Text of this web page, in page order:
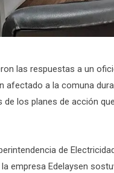
las respuestas a un
a la comuna
los planes de acción
de
empresa Edelaysen